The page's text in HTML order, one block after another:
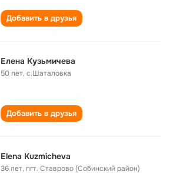
Добавить в друзья
Елена Кузьмичева
50 лет,с.Шаталовка
Добавить в друзья
Elena Kuzmicheva
36 лет,пгт. Ставрово (Собинский район)